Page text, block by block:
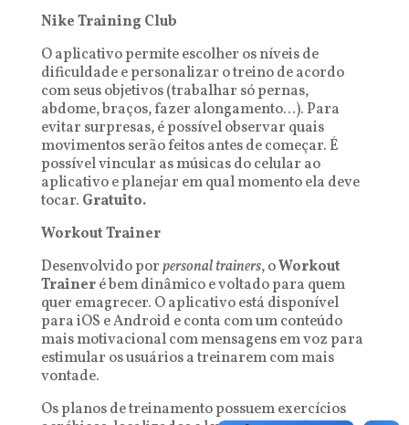
Nike Training Club
O aplicativo permite escolher os níveis de
dificuldade e personalizar o treino de acordo
com seus objetivos (trabalhar só pernas,
abdome, braços, fazer alongamento…). Para
evitar surpresas, é possível observar quais
movimentos serão feitos antes de começar. É
possível vincular as músicas do celular ao
aplicativo e planejar em qual momento ela deve
tocar. Gratuito.
Workout Trainer
Desenvolvido porpersonal trainers, oWorkout
Traineré bem dinâmico e voltado para quem
quer emagrecer. O aplicativo está disponível
para iOS e Android e conta com um conteúdo
mais motivacional com mensagens em voz para
estimular os usuários a treinarem com mais
vontade.
Os planos de treinamento possuem exercícios